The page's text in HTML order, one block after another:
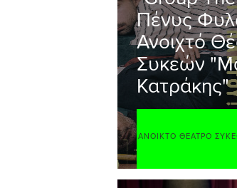
Πένυς
Ανοιχτό
Συκεών
Κατράκης"
ΑΝΟΙΚΤΌ ΘΈΑΤΡΟ